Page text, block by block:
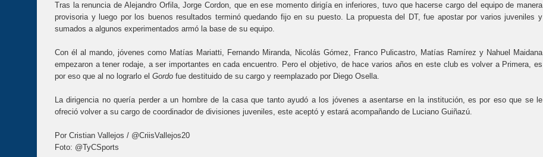
Tras la renuncia de Alejandro Orfila, Jorge Cordon, que en ese momento dirigía en inferiores, tuvo que hacerse cargo del equipo de manera
provisoria y luego por los buenos resultados terminó quedando fijo en su puesto. La propuesta del DT, fue apostar por varios juveniles y
sumados a algunos experimentados armó la base de su equipo.
Con él al mando, jóvenes como Matías Mariatti, Fernando Miranda, Nicolás Gómez, Franco Pulicastro, Matías Ramírez y Nahuel Maidana
empezaron a tener rodaje, a ser importantes en cada encuentro. Pero el objetivo, de hace varios años en este club es volver a Primera, es
por eso que al no lograrlo el Gordo fue destituido de su cargo y reemplazado por Diego Osella.
La dirigencia no quería perder a un hombre de la casa que tanto ayudó a los jóvenes a asentarse en la institución, es por eso que se le
ofreció volver a su cargo de coordinador de divisiones juveniles, este aceptó y estará acompañando de Luciano Guiñazú.
Por Cristian Vallejos / @CriisVallejos20
Foto: @TyCSports